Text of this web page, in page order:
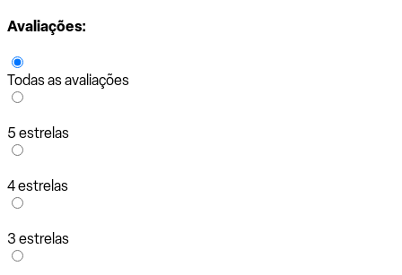
Avaliações:
Todas as avaliações
5 estrelas
4 estrelas
3 estrelas